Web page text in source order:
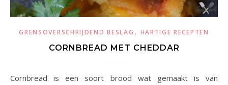
GRENSOVERSCHRIJDEND BESLAG , HARTIGE RECEPTEN
CORNBREAD MET CHEDDAR
Cornbread is een soort brood wat gemaakt is van